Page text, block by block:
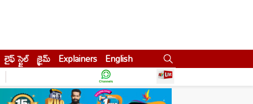
లైఫ్ స్టైల్ క్రైమ్ Explainers English